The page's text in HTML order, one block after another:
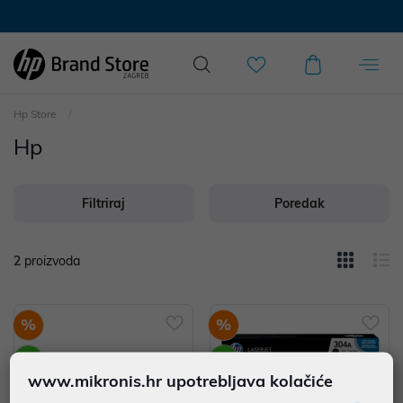
Hp Store
Hp
Filtriraj Poredak
2 proizvoda
% %
www.mikronis.hr upotrebljava kolačiće